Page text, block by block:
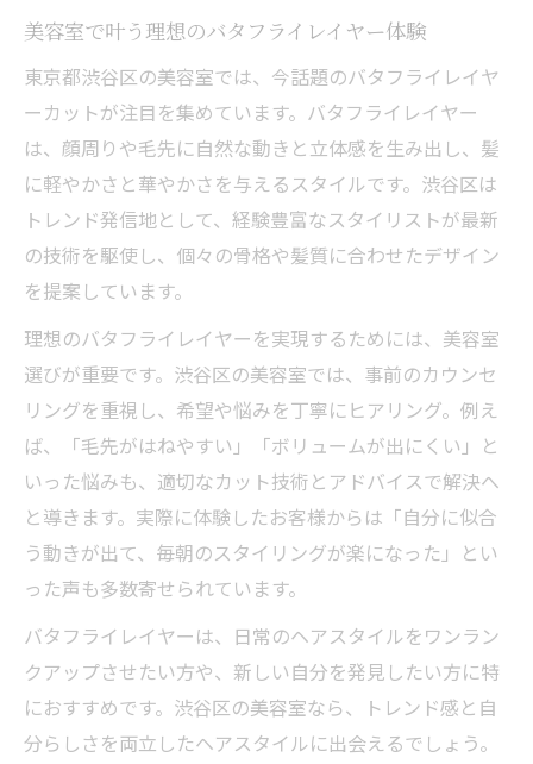
美容室の技術力がバタフライレイヤー成功
の鍵
渋谷区で信頼の美容室を見極めるチェック
ポイント
美容室口コミを活用した失敗しない選び方
バタフライレイヤーカット対応美容室の探
要
髪質や骨格に合わせた新レイヤーカットの魅力
美容室で叶える髪質別バタフライレイヤー
カット
骨格診断を活用した似合わせカットの極意
美容室ならではのパーソナル提案が魅力
髪質改善トリートメントとカットの相性
美容室でのヒアリングが失敗を防ぐ理由
バタフライレイヤーが導く理想の自分発見法
美容室で自分らしいバタフライレイヤーを
実現
美容室で叶う理想のバタフライレイヤー体験
東京都渋谷区の美容室では、今話題のバタフライレイヤ
ーカットが注目を集めています。バタフライレイヤー
は、顔周りや毛先に自然な動きと立体感を生み出し、髪
に軽やかさと華やかさを与えるスタイルです。渋谷区は
トレンド発信地として、経験豊富なスタイリストが最新
の技術を駆使し、個々の骨格や髪質に合わせたデザイン
を提案しています。
理想のバタフライレイヤーを実現するためには、美容室
選びが重要です。渋谷区の美容室では、事前のカウンセ
リングを重視し、希望や悩みを丁寧にヒアリング。例え
ば、「毛先がはねやすい」「ボリュームが出にくい」と
いった悩みも、適切なカット技術とアドバイスで解決へ
と導きます。実際に体験したお客様からは「自分に似合
う動きが出て、毎朝のスタイリングが楽になった」とい
った声も多数寄せられています。
バタフライレイヤーは、日常のヘアスタイルをワンラン
クアップさせたい方や、新しい自分を発見したい方に特
におすすめです。渋谷区の美容室なら、トレンド感と自
分らしさを両立したヘアスタイルに出会えるでしょう。